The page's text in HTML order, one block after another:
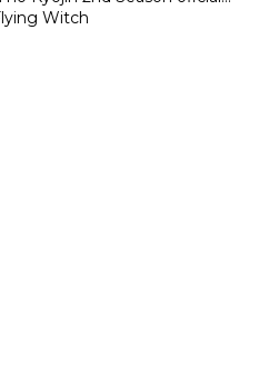
Witch